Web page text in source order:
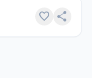
favorite share